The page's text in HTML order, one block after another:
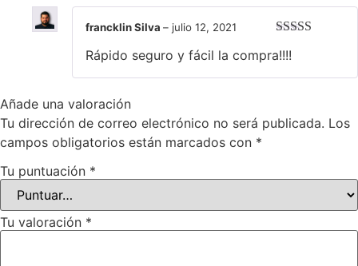
5de 5
francklin Silva – julio 12, 2021
Rápido seguro y fácil la compra!!!!
Añade una valoración
Tu dirección de correo electrónico no será publicada. Los
campos obligatorios están marcados con *
Tu puntuación *
Tu valoración *